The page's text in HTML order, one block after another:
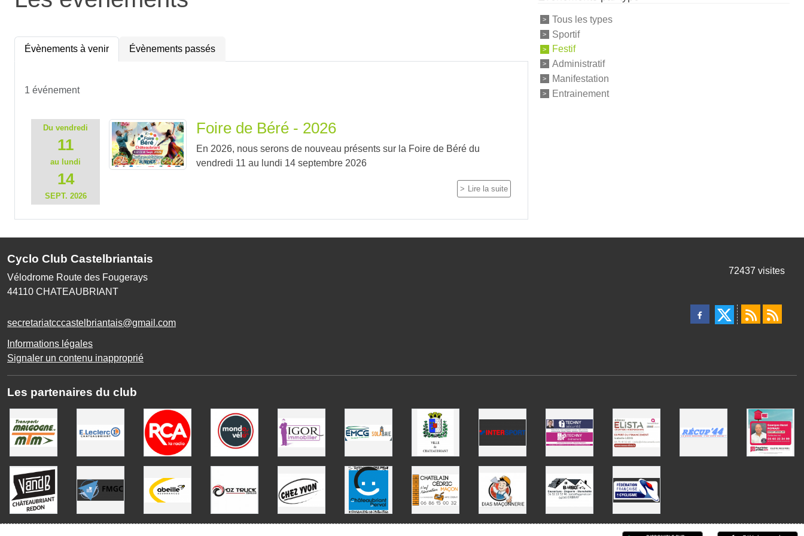
Évènements à venir Évènements passés
1 événement
Duvendredi
11
au lundi
14
SEPT. 2026
Foire de Béré - 2026
En 2026, nous serons de nouveau présents sur la Foire de Béré du
vendredi 11 au lundi 14 septembre 2026
Lire la suite
Tous les types
Sportif
Festif
Administratif
Manifestation
Entrainement
Cyclo Club Castelbriantais
Vélodrome Route des Fougerays
44110 CHATEAUBRIANT
secretariatcccastelbriantais@gmail.com
Informations légales
Signaler un contenu inapproprié
72437 visites
Les partenaires du club